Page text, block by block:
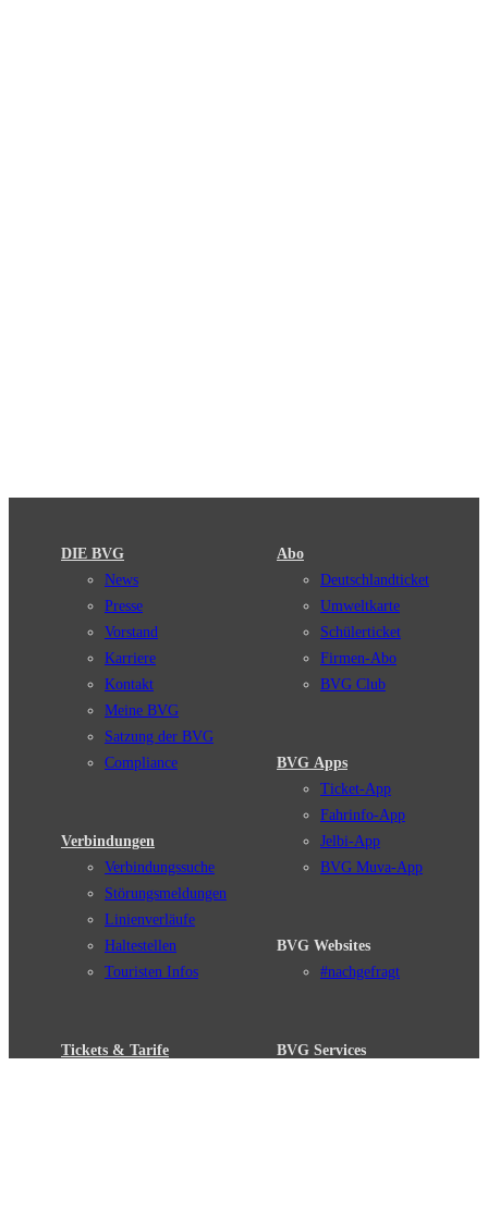
DIE BVG
News
Presse
Vorstand
Karriere
Kontakt
Meine BVG
Satzung der BVG
Compliance
Verbindungen
Verbindungssuche
Störungsmeldungen
Linienverläufe
Haltestellen
Touristen Infos
Tickets & Tarife
Abo
Deutschlandticket
Umweltkarte
Schülerticket
Firmen-Abo
BVG Club
BVG Apps
Ticket-App
Fahrinfo-App
Jelbi-App
BVG Muva-App
BVG Websites
#nachgefragt
BVG Services